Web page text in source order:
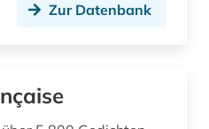
Zur Datenbank